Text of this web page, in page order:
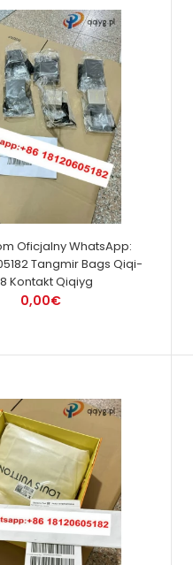
Oficjalny WhatsApp:
Tangmir Bags Qiqi-
Kontakt Qiqiyg
0,00€